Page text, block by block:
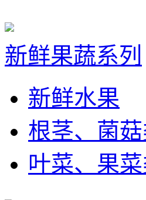
新鲜果蔬系列
新鲜水果
根茎、菌
叶菜、果